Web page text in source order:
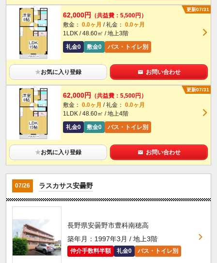
更新07/31
62,000円
（共益費：5,500円）
敷金： 0.0ヶ月 / 礼金： 0.0ヶ月
1LDK / 48.60㎡ / 地上3階
礼金0
敷金0 バス・トイレ別
★お気に入り登録 お問い合わせ
更新07/31
62,000円
（共益費：5,500円）
敷金： 0.0ヶ月 / 礼金： 0.0ヶ月
1LDK / 48.60㎡ / 地上4階
礼金0
敷金0 バス・トイレ別
★お気に入り登録 お問い合わせ
07/26 ラスカサス安曇野
長野県安曇野市豊科南穂高
築年月：1997年3月 / 地上3階
仲介手数料半額 礼金0 バス・トイレ別